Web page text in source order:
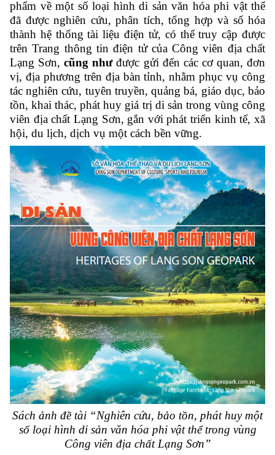
phẩm về một số loại hình di sản văn hóa phi vật thể
đã được nghiên cứu, phân tích, tổng hợp và số hóa
thành hệ thống tài liệu điện tử, có thể truy cập được
trên Trang thông tin điện tử của Công viên địa chất
Lạng Sơn,cũng nhưđược gửi đến các cơ quan, đơn
vị, địa phương trên địa bàn tỉnh, nhằm phục vụ công
tác nghiên cứu, tuyên truyền, quảng bá, giáo dục, bảo
tồn, khai thác, phát huy giá trị di sản trong vùng công
viên địa chất Lạng Sơn, gắn với phát triển kinh tế, xã
hội, du lịch, dịch vụ một cách bền vững.
Sách ảnh đề tài “Nghiên cứu, bảo tồn, phát huy một
số loại hình di sản văn hóa phi vật thể trong vùng
Công viên địa chất Lạng Sơn”